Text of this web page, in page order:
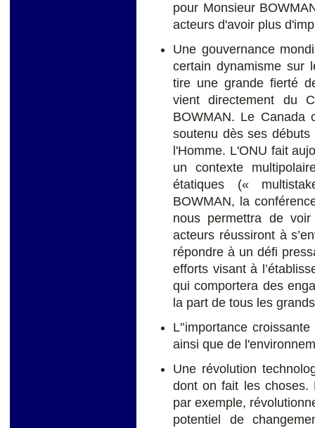
pour Monsieur
acteurs d'avoir plus
Une gouvernance
certain dynamisme sur
tire une grande fierté
vient directement du
BOWMAN. Le Canada
soutenu dès ses
l'Homme. L'ONU fait
un contexte
étatiques («
BOWMAN, la
nous permettra de
acteurs réussiront à
répondre à un défi
efforts visant à
qui comportera des
la part de tous les
L'’importance
ainsi que de
Une révolution
dont on fait les choses.
par exemple,
potentiel de